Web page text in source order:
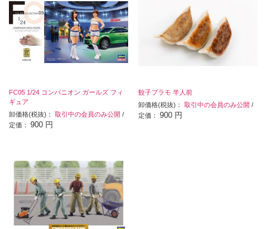
FC05 1/24 コンパニオン ガールズ フィ
ギュア
卸価格(税抜)： 取引中の会員のみ公開 /
定価： 900 円
餃子プラモ 半人前
卸価格(税抜)：取引中の会員のみ公開 /
定価：900 円